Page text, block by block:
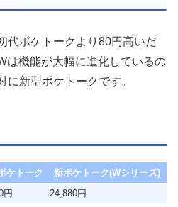
代ポケトークより80円高いだ
は機能が大幅に進化しているの
に新型ポケトークです。
ケトーク
新ポケトーク(Wシリーズ)
円
24,880円